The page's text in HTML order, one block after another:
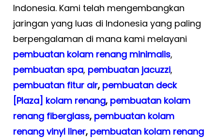
Indonesia. Kami telah mengembangkan
jaringan yang luas di Indonesia yang paling
berpengalaman di mana kami melayani
pembuatan kolam renang minimalis,
pembuatan spa, pembuatan jacuzzi,
pembuatan fitur air, pembuatan deck
[Plaza] kolam renang, pembuatan kolam
renang fiberglass, pembuatan kolam
renang vinyl liner, pembuatan kolam renang